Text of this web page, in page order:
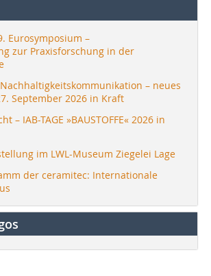
Eurosymposium –
zur Praxisforschung in der
– neues
September 2026 in Kraft
– IAB-TAGE »BAUSTOFFE« 2026 in
im LWL-Museum Ziegelei Lage
der ceramitec: Internationale